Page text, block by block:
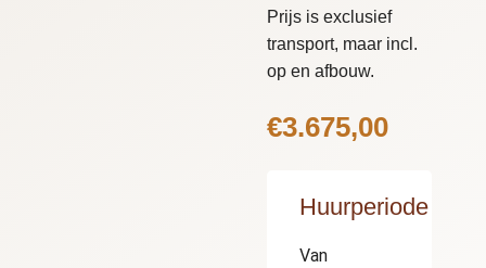
Prijs is exclusief
transport, maar incl.
op en afbouw.
€3.675,00
Huurperiode
Van